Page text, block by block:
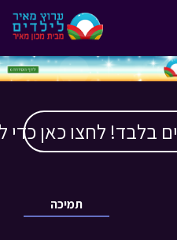
בלבד! לחצו כאן כדי
תמיכה